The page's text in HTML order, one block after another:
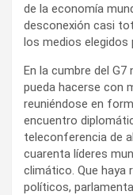
de la economía
desconexión casi
los medios elegidos
En la cumbre del
pueda hacerse con
reuniéndose en
encuentro
teleconferencia de
cuarenta líderes
climático. Que haya
políticos,